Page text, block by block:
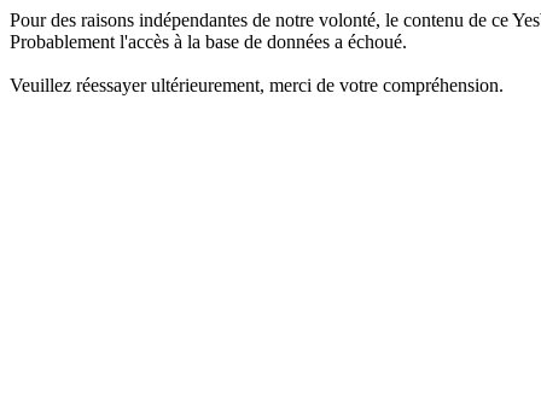
Pour des raisons indépendantes de notre volonté, le contenu de ce
Probablement l'accès à la base de données a échoué.
Veuillez réessayer ultérieurement, merci de votre compréhension.